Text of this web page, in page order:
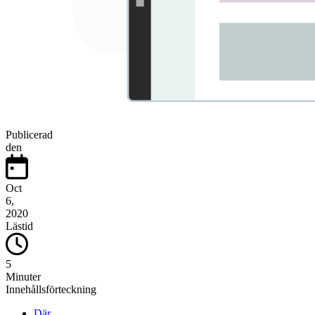
Publicerad
den
Oct
6,
2020
Lästid
5
Minuter
Innehållsförteckning